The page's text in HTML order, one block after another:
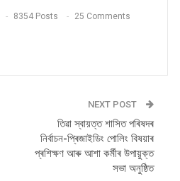
8354 Posts 25 Comments
NEXT POST
তিৱা স্বায়ত্ত শাসিত পৰিষদৰ
নিৰ্বাচন-প্ৰিজাইডিং পোলিং বিষয়াৰ
প্ৰশিক্ষণ আৰু আশা কৰ্মীৰ উপায়ুক্ত
সভা অনুষ্ঠিত